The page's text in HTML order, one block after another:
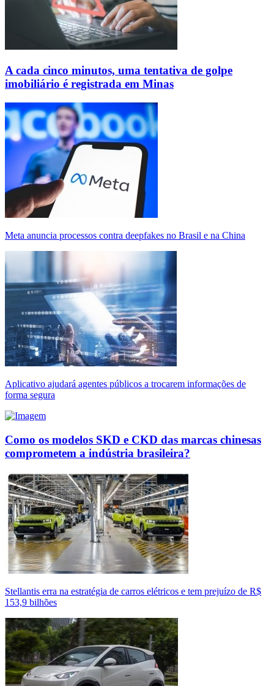
A cada cinco minutos, uma tentativa de golpe
imobiliário é registrada em Minas
Meta anuncia processos contra deepfakes no Brasil e na China
Aplicativo ajudará agentes públicos a trocarem informações de
forma segura
Como os modelos SKD e CKD das marcas chinesas
comprometem a indústria brasileira?
Stellantis erra na estratégia de carros elétricos e tem prejuízo de R$
153,9 bilhões